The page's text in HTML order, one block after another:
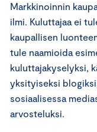
Markkinoinnin
ilmi. Kuluttajaa ei
kaupallisen
tule naamioida
kuluttajakyselyksi,
yksityiseksi
sosiaalisessa
arvosteluksi.